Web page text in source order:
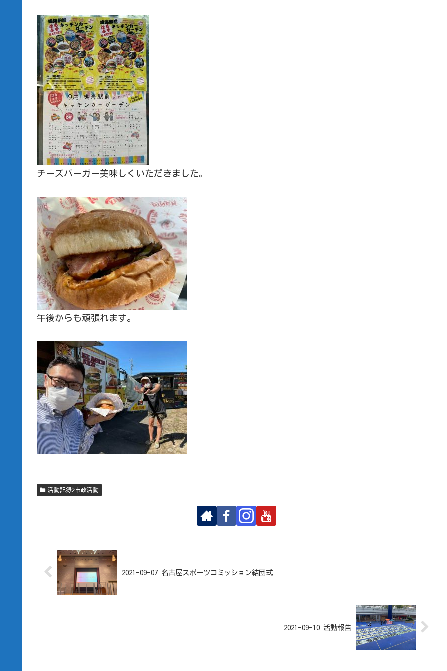
チーズバーガー美味しくいただきました。
午後からも頑張れます。
活動記録>市政活動
2021-09-07 名古屋スポーツコミッション結団式
2021-09-10 活動報告